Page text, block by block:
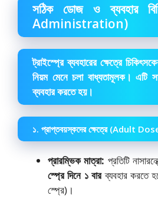
সঠিক ডোজ ও ব্যবহার
Administration)
ট্রাইস্প্রে ব্যবহারের ক্ষেত্রে
নিয়ম মেনে চলা বাধ্যতামূলক। এটি
ব্যবহার করতে হয়।
১. প্রাপ্তবয়স্কদের ক্ষেত্রে (Adult
প্রারম্ভিক মাত্রা: প্রতিটি
স্প্রে দিনে ১ বারব্যবহার করতে
স্প্রে)।